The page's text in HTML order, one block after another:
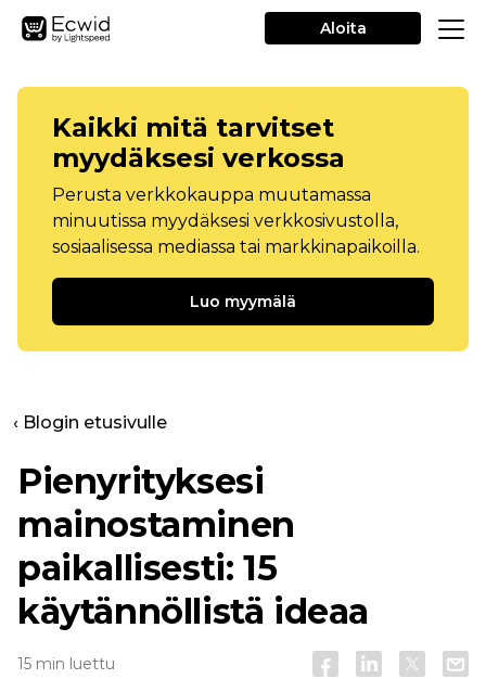
Aloita
Kaikki mitä tarvitset
myydäksesi verkossa
Perusta verkkokauppa muutamassa
minuutissa myydäksesi verkkosivustolla,
sosiaalisessa mediassa tai markkinapaikoilla.
Luo myymälä
‹ Blogin etusivulle
Pienyrityksesi
mainostaminen
paikallisesti: 15
käytännöllistä ideaa
15 min luettu